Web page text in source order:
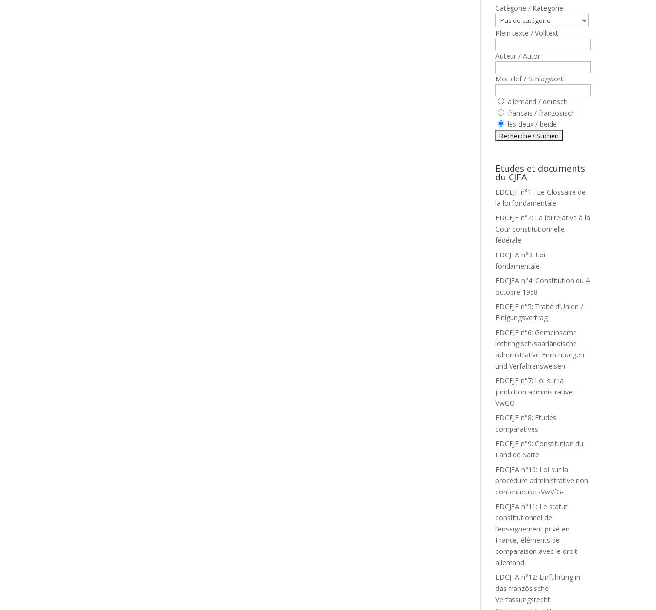
Catègorie / Kategorie:
Plein texte / Volltext:
Auteur / Autor:
Mot clef / Schlagwort:
allemand / deutsch
francais / französisch
les deux / beide
Etudes et documents
du CJFA
EDCEJF n°1 : Le Glossaire de
la loi fondamentale
EDCEJF n°2: La loi relative à la
Cour constitutionnelle
fédérale
EDCJFA n°3: Loi
fondamentale
EDCJFA n°4: Constitution du 4
octobre 1958
EDCEJF n°5: Traité d’Union /
Einigungsvertrag
EDCEJF n°6: Gemeinsame
lothringisch-saarländische
administrative Einrichtungen
und Verfahrensweisen
EDCEJF n°7: Loi sur la
juridiction administrative -
VwGO-
EDCEJF n°8: Etudes
comparatives
EDCEJF n°9: Constitution du
Land de Sarre
EDCJFA n°10: Loi sur la
procédure administrative non
contentieuse -VwVfG-
EDCJFA n°11: Le statut
constitutionnel de
l’enseignement privé en
France, éléments de
comparaison avec le droit
allemand
EDCJFA n°12: Einführung in
das französische
Verfassungsrecht